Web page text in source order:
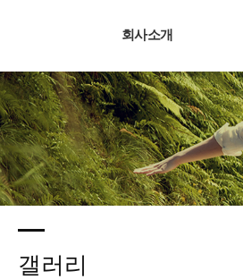
회사소개
갤러리